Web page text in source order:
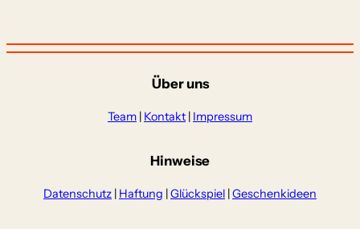
Über uns
Team | Kontakt | Impressum
Hinweise
Datenschutz | Haftung |Glückspiel |Geschenkideen